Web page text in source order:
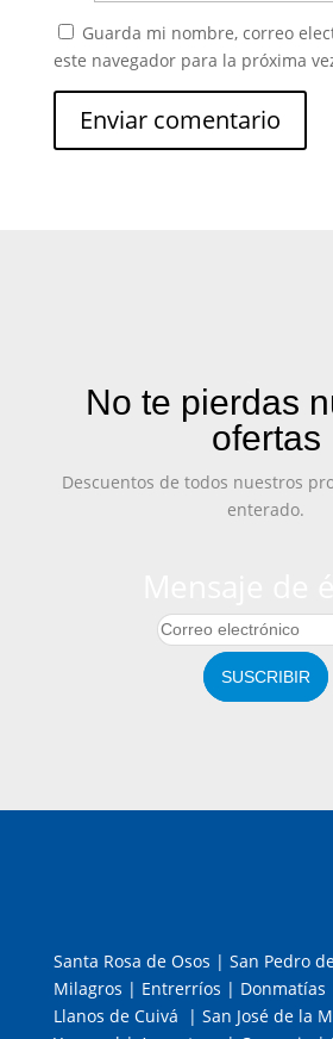
Guarda mi nombre, correo
este navegador para la próxima
No te pierdas
ofertas
Descuentos de todos nuestros
enterado.
SUSCRIBIR
Santa Rosa de Osos | San Pedro
Milagros | Entrerríos |
Llanos de Cuivá | San José de la